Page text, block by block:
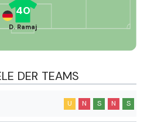
40
D. Ramaj
DER TEAMS
U N S N S